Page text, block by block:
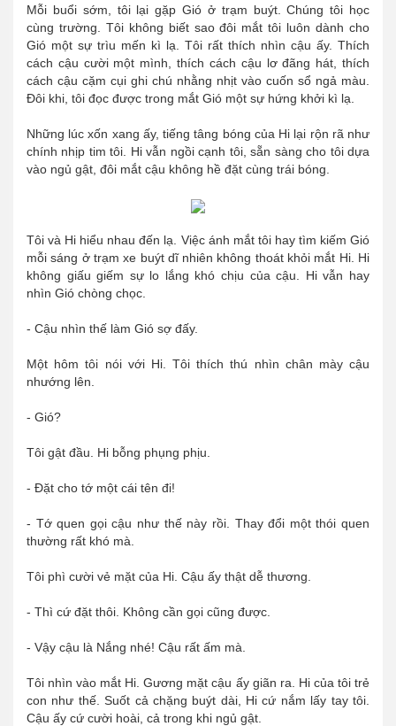
Mỗi buổi sớm, tôi lại gặp Gió ở trạm buýt. Chúng tôi học
cùng trường. Tôi không biết sao đôi mắt tôi luôn dành cho
Gió một sự trìu mến kì lạ. Tôi rất thích nhìn cậu ấy. Thích
cách cậu cười một mình, thích cách cậu lơ đãng hát, thích
cách cậu cặm cụi ghi chú nhằng nhịt vào cuốn sổ ngả màu.
Đôi khi, tôi đọc được trong mắt Gió một sự hứng khởi kì lạ.
Những lúc xốn xang ấy, tiếng tâng bóng của Hi lại rộn rã như
chính nhịp tim tôi. Hi vẫn ngồi cạnh tôi, sẵn sàng cho tôi dựa
vào ngủ gật, đôi mắt cậu không hề đặt cùng trái bóng.
Tôi và Hi hiểu nhau đến lạ. Việc ánh mắt tôi hay tìm kiếm Gió
mỗi sáng ở trạm xe buýt dĩ nhiên không thoát khỏi mắt Hi. Hi
không giấu giếm sự lo lắng khó chịu của cậu. Hi vẫn hay
nhìn Gió chòng chọc.
- Cậu nhìn thế làm Gió sợ đấy.
Một hôm tôi nói với Hi. Tôi thích thú nhìn chân mày cậu
nhướng lên.
- Gió?
Tôi gật đầu. Hi bỗng phụng phịu.
- Đặt cho tớ một cái tên đi!
- Tớ quen gọi cậu như thế này rồi. Thay đổi một thói quen
thường rất khó mà.
Tôi phì cười vẻ mặt của Hi. Cậu ấy thật dễ thương.
- Thì cứ đặt thôi. Không cần gọi cũng được.
- Vậy cậu là Nắng nhé! Cậu rất ấm mà.
Tôi nhìn vào mắt Hi. Gương mặt cậu ấy giãn ra. Hi của tôi trẻ
con như thế. Suốt cả chặng buýt dài, Hi cứ nắm lấy tay tôi.
Cậu ấy cứ cười hoài, cả trong khi ngủ gật.